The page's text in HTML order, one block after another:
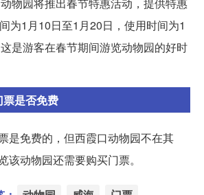
物园将推出春节特惠活动，提供特惠
为1月10日至1月20日，使用时间为1
是游客在春节期间游览动物园的好时
是否免费
是免费的，但西霞口动物园不在其
该动物园还需要购买门票。